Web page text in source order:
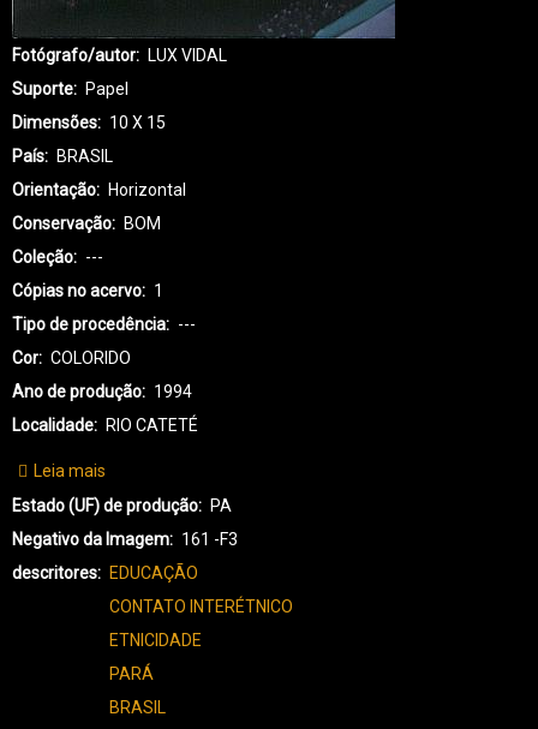
Fotógrafo/autor
LUX VIDAL
Suporte
Papel
Dimensões
10 X 15
País
BRASIL
Orientação
Horizontal
Conservação
BOM
Coleção
---
Cópias no acervo
1
Tipo de procedência
---
Cor
COLORIDO
Ano de produção
1994
Localidade
RIO CATETÉ
Leia mais
KX-
KAYAPÓ
XIKRIN-
3550
Estado (UF) de produção
PA
Negativo da Imagem
161 -F3
descritores
EDUCAÇÃO
CONTATO INTERÉTNICO
ETNICIDADE
PARÁ
BRASIL